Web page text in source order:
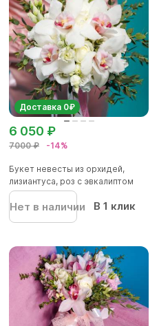
Доставка 0₽
7000 ₽ -14%
6 050 ₽
Букет невесты из орхидей,
лизиантуса, роз с эвкалиптом
Нет в наличии В 1 клик